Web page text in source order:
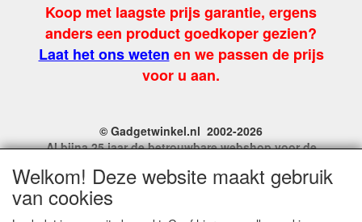
Koop met laagste prijs garantie, ergens
anders een product goedkoper gezien?
Laat het ons weten en we passen de prijs
voor u aan.
© Gadgetwinkel.nl 2002-2026
Al bijna 25 jaar de betrouwbare webshop voor de
Site Name, Ownership and Design Copyright by
Welkom! Deze website maakt gebruik
van cookies